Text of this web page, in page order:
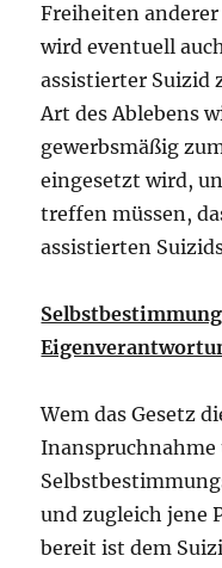
Freiheiten
wird eventuell
assistierter Suizid
Art des Ablebens
gewerbsmäßig
eingesetzt wird,
treffen müssen,
assistierten
Wem das Gesetz
Inanspruchnahme
und zugleich jene
bereit ist dem